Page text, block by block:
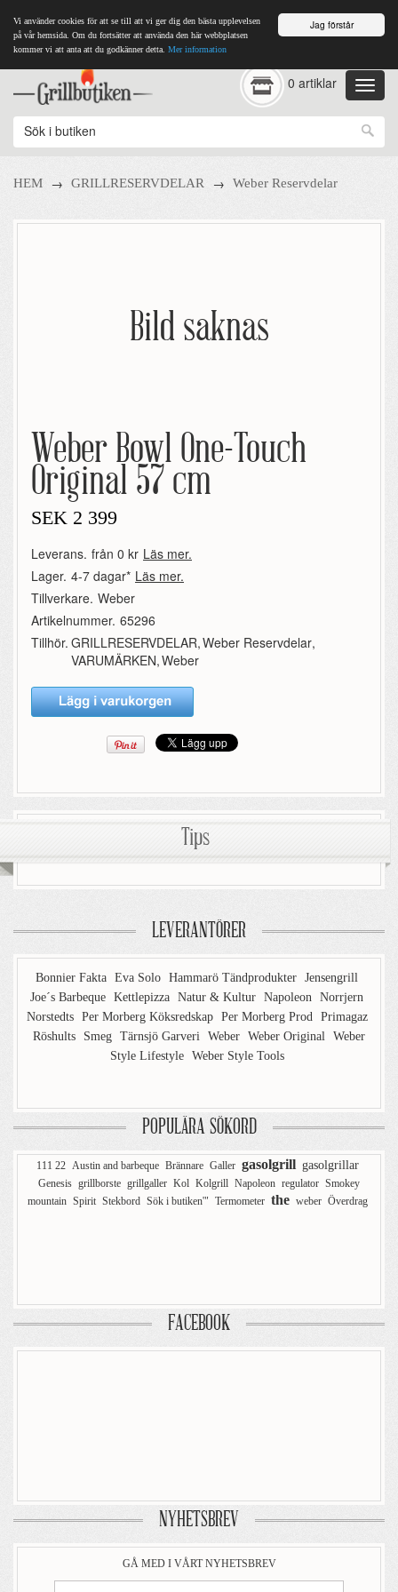
Jag förstår
Vi använder cookies för att se till att vi ger dig den bästa upplevelsen
på vår hemsida. Om du fortsätter att använda den här webbplatsen
kommer vi att anta att du godkänner detta. Mer information
0 artiklar
HEM → GRILLRESERVDELAR → Weber Reservdelar
Bild saknas
Weber Bowl One-Touch
Original 57 cm
SEK 2 399
Leverans. från 0 kr Läs mer.
Lager. 4-7 dagar* Läs mer.
Tillverkare. Weber
Artikelnummer. 65296
Tillhör. GRILLRESERVDELAR,Weber Reservdelar,
VARUMÄRKEN,Weber
Tips
LEVERANTÖRER
Bonnier Fakta Eva Solo Hammarö Tändprodukter Jensengrill
Joe´s Barbeque Kettlepizza Natur & Kultur Napoleon Norrjern
Norstedts Per Morberg Köksredskap Per Morberg Prod Primagaz
Röshults
Smeg Tärnsjö Garveri Weber Weber Original Weber
Style Lifestyle Weber Style Tools
POPULÄRA SÖKORD
111 22 Austin and barbeque Brännare Galler gasolgrill gasolgrillar
Genesis grillborste grillgaller Kol Kolgrill Napoleon regulator Smokey
mountain Spirit Stekbord Sök i butiken'" Termometer the weber Överdrag
FACEBOOK
NYHETSBREV
GÅ MED I VÅRT NYHETSBREV